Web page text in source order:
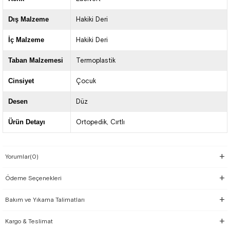
Dış Malzeme Hakiki Deri
İç Malzeme Hakiki Deri
Taban Malzemesi Termoplastik
Cinsiyet Çocuk
Desen Düz
Ürün Detayı Ortopedik Cırtlı
Yorumlar(0)
Ödeme Seçenekleri
Bakım ve Yıkama Talimatları
Kargo & Teslimat